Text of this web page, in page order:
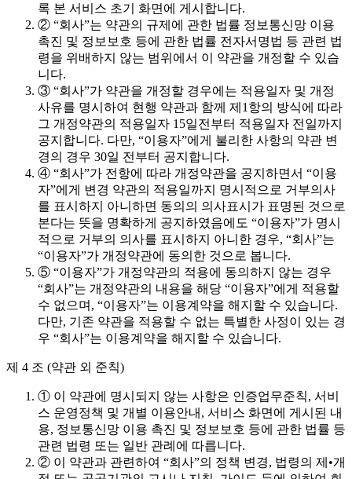
록 본 서비스 초기 화면에 게시합니다.
② “회사”는 약관의 규제에 관한 법률 정보통신망 이용
촉진 및 정보보호 등에 관한 법률 전자서명법 등 관련 법
령을 위배하지 않는 범위에서 이 약관을 개정할 수 있습
니다.
③ “회사”가 약관을 개정할 경우에는 적용일자 및 개정
사유를 명시하여 현행 약관과 함께 제1항의 방식에 따라
그 개정약관의 적용일자 15일전부터 적용일자 전일까지
공지합니다. 다만, “이용자”에게 불리한 사항의 약관 변
경의 경우 30일 전부터 공지합니다.
④ “회사”가 전항에 따라 개정약관을 공지하면서 “이용
자”에게 변경 약관의 적용일까지 명시적으로 거부의사
를 표시하지 아니하면 동의의 의사표시가 표명된 것으로
본다는 뜻을 명확하게 공지하였음에도 “이용자”가 명시
적으로 거부의 의사를 표시하지 아니한 경우, “회사”는
“이용자”가 개정약관에 동의한 것으로 봅니다.
⑤ “이용자”가 개정약관의 적용에 동의하지 않는 경우
“회사”는 개정약관의 내용을 해당 “이용자”에게 적용할
수 없으며, “이용자”는 이용계약을 해지할 수 있습니다.
다만, 기존 약관을 적용할 수 없는 특별한 사정이 있는 경
우 “회사”는 이용계약을 해지할 수 있습니다.
제 4 조 (약관 외 준칙)
① 이 약관에 명시되지 않는 사항은 인증업무준칙, 서비
스 운영정책 및 개별 이용안내, 서비스 화면에 게시된 내
용, 정보통신망 이용 촉진 및 정보보호 등에 관한 법률 등
관련 법령 또는 일반 관례에 따릅니다.
② 이 약관과 관련하여 “회사”의 정책 변경, 법령의 제•개